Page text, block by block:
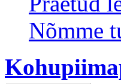
Nõmme